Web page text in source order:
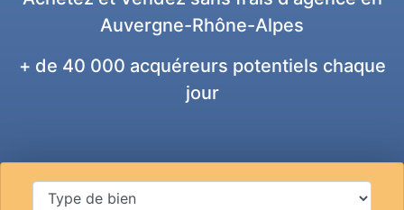
Auvergne-Rhône-Alpes
+ de 40 000 acquéreurs potentiels chaque
jour